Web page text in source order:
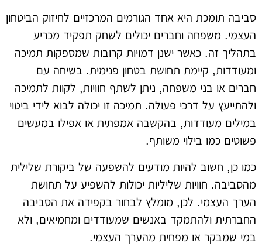
סביבה תומכת היא אחד הגורמים המרכזיים לחיזוק הביטחון
העצמי. משפחה וחברים יכולים לשחק תפקיד מכריע
בתהליך זה. כאשר ישנן דמויות קרובות שמספקות תמיכה
ומעודדות, קיימת תחושת בטחון פנימית. בשיחה עם
חברים או בני משפחה, ניתן לשתף חוויות, לקוות לתמיכה
ולהתייעץ על דרכי פעולה. תמיכה זו יכולה לבוא לידי ביטוי
במילים מעודדות, בהקשבה אמפתית או אפילו במעשים
פשוטים כמו בילוי משותף.
כמו כן, חשוב להיות מודעים להשפעה של ביקורת שלילית
מהסביבה. חוויות שליליות יכולות להשפיע על תחושת
הערך העצמי. לכן, מומלץ לבחור בקפידה את הסביבה
החברתית ולהתמקד באנשים שמעודדים ומחמיאים, ולא
במי שמבקר או מפחית מהערך העצמי.